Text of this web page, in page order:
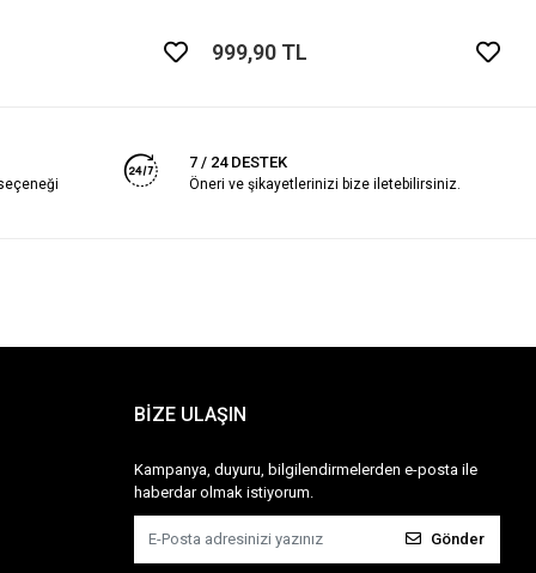
999,90 TL
7 / 24 DESTEK
Öneri ve şikayetlerinizi bize iletebilirsiniz.
BİZE ULAŞIN
Kampanya, duyuru, bilgilendirmelerden e-posta ile
haberdar olmak istiyorum.
Gönder